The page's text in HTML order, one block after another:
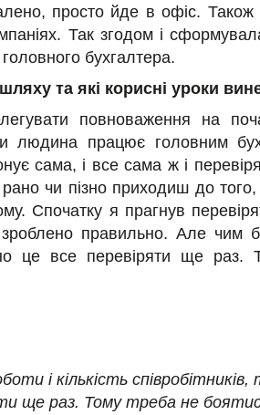
просто йде в офіс. Також
Так згодом і
бухгалтера.
та які корисні уроки
повноваження на
людина працює головним
сама, і все сама ж і
чи пізно приходиш до
Спочатку я прагнув
правильно. Але чим
це все перевіряти ще
і кількість співробітників,
ще раз. Тому треба не